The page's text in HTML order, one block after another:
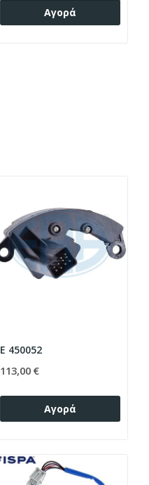
Αγορά
E 450052
113,00 €
Αγορά